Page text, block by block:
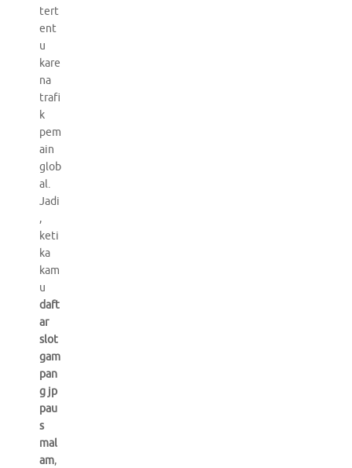
tert
ent
u
kare
na
trafi
k
pem
ain
glob
al.
Jadi
,
keti
ka
kam
u
daft
ar
slot
gam
pan
g jp
pau
s
mal
am,